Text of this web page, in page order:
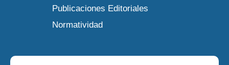
Publicaciones Editoriales
Normatividad